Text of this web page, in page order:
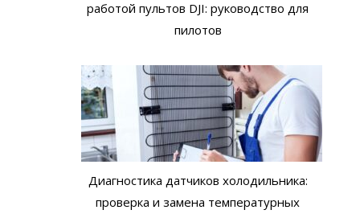
работой пультов DJI: руководство для
пилотов
Диагностика датчиков холодильника:
проверка и замена температурных